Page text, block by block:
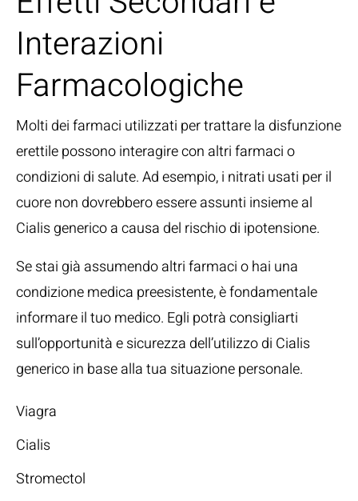
Interazioni
Farmacologiche
Molti dei farmaci utilizzati per trattare la disfunzione
erettile possono interagire con altri farmaci o
condizioni di salute. Ad esempio, i nitrati usati per il
cuore non dovrebbero essere assunti insieme al
Cialis generico a causa del rischio di ipotensione.
Se stai già assumendo altri farmaci o hai una
condizione medica preesistente, è fondamentale
informare il tuo medico. Egli potrà consigliarti
sull’opportunità e sicurezza dell’utilizzo di Cialis
generico in base alla tua situazione personale.
Viagra
Cialis
Stromectol